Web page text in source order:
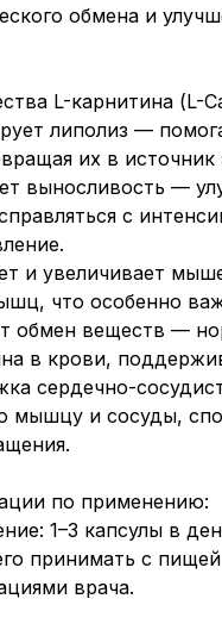
обмена и
L-карнитина (L-
липолиз —
их в источник
выносливость —
с
и увеличивает
что особенно
обмен веществ —
в крови,
сердечно-
мышцу и сосуды,
по применению:
1–3 капсулы в
принимать с
врача.